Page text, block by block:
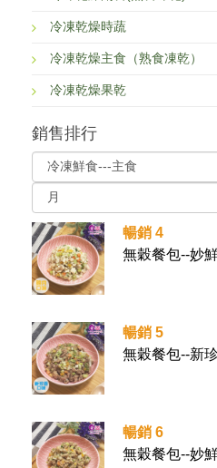
冷凍乾燥時蔬
冷凍乾燥主食（熟食凍乾）
冷凍乾燥果乾
銷售排行
暢銷 4
無穀餐包--妙
暢銷 5
無穀餐包--新
暢銷 6
無穀餐包--妙